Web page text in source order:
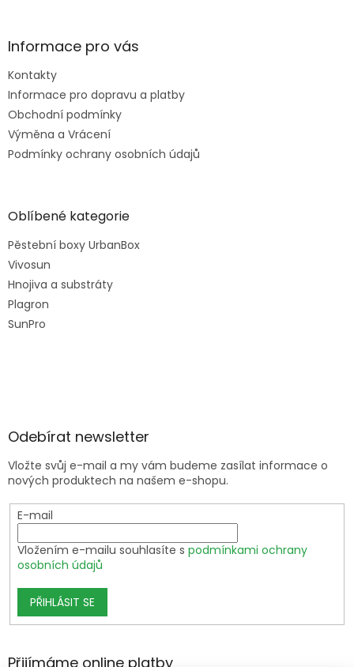
Informace pro vás
Kontakty
Informace pro dopravu a platby
Obchodní podmínky
Výměna a Vrácení
Podmínky ochrany osobních údajů
Oblíbené kategorie
Pěstební boxy UrbanBox
Vivosun
Hnojiva a substráty
Plagron
SunPro
Odebírat newsletter
Vložte svůj e-mail a my vám budeme zasílat informace o
nových produktech na našem e-shopu.
E-mail
Vložením e-mailu souhlasíte s podmínkami ochrany
osobních údajů
PŘIHLÁSIT SE
Přijímáme online platby